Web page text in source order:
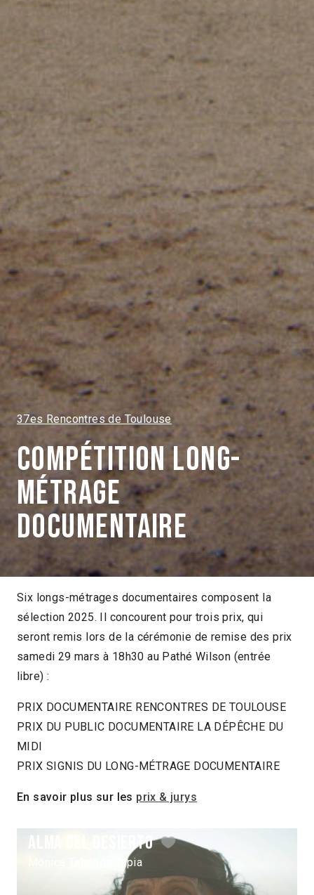
37es Rencontres de Toulouse
Compétition Long-
métrage
documentaire
Six longs-métrages documentaires composent la
sélection 2025. Il concourent pour trois prix, qui
seront remis lors de la cérémonie de remise des prix
samedi 29 mars à 18h30 au Pathé Wilson (entrée
libre) :
PRIX DOCUMENTAIRE RENCONTRES DE TOULOUSE
PRIX DU PUBLIC DOCUMENTAIRE LA DÉPÊCHE DU
MIDI
PRIX SIGNIS DU LONG-MÉTRAGE DOCUMENTAIRE
En savoir plus sur les prix & jurys
Alma del desierto
Mónica Taboada Tapia